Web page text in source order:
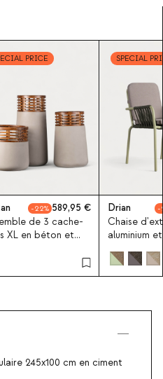
PRICE
22
589,95
de 3 cache-
XL en béton et
SPECIAL
Drian
Chaise
aluminium
Drian
245x100 cm en ciment